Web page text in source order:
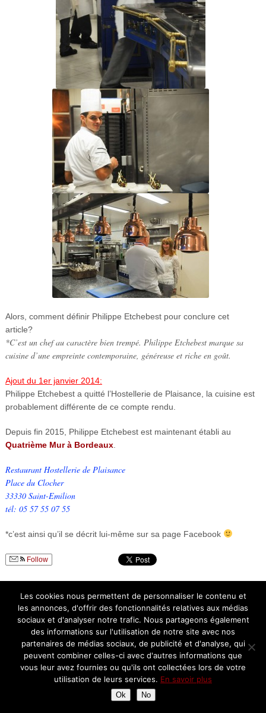
Alors, comment définir Philippe Etchebest pour conclure cet
article?
*C’est un chef au caractère bien trempé. Philippe Etchebest marque sa
cuisine d’une empreinte contemporaine, généreuse et riche en goût.
Ajout du 1er janvier 2014:
Philippe Etchebest a quitté l’Hostellerie de Plaisance, la cuisine est
probablement différente de ce compte rendu.
Depuis fin 2015, Philippe Etchebest est maintenant établi au
Quatrième Mur à Bordeaux.
Restaurant Hostellerie de Plaisance
Place du Clocher
33330 Saint-Emilion
tél: 05 57 55 07 55
*c’est ainsi qu’il se décrit lui-même sur sa page Facebook
Follow
Retrouvez-moi surInstagram
Pin It
Les cookies nous permettent de personnaliser le contenu et
les annonces, d'offrir des fonctionnalités relatives aux médias
sociaux et d'analyser notre trafic. Nous partageons également
des informations sur l'utilisation de notre site avec nos
partenaires de médias sociaux, de publicité et d'analyse, qui
peuvent combiner celles-ci avec d'autres informations que
vous leur avez fournies ou qu'ils ont collectées lors de votre
utilisation de leurs services. En savoir plus
Ok No